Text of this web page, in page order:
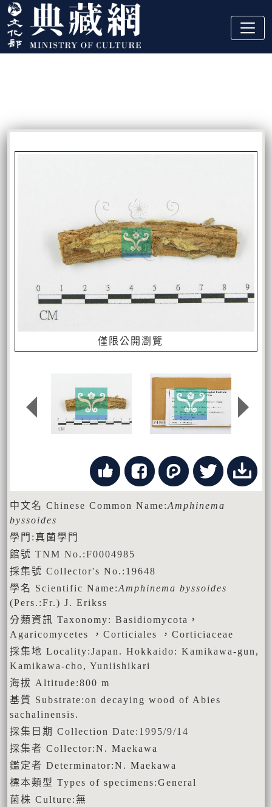
跳到主要內容
:::
僅限公開瀏覽
中文名 Chinese Common Name:Amphinema
byssoides
學門:真菌學門
館號 TNM No.:F0004985
採集號 Collector's No.:19648
學名 Scientific Name:Amphinema byssoides
(Pers.:Fr.) J. Erikss
分類資訊 Taxonomy: Basidiomycota，
Agaricomycetes ，Corticiales ，Corticiaceae
採集地 Locality:Japan. Hokkaido: Kamikawa-gun,
Kamikawa-cho, Yuniishikari
海拔 Altitude:800 m
基質 Substrate:on decaying wood of Abies
sachalinensis.
採集日期 Collection Date:1995/9/14
採集者 Collector:N. Maekawa
鑑定者 Determinator:N. Maekawa
標本類型 Types of specimens:General
菌株 Culture:無